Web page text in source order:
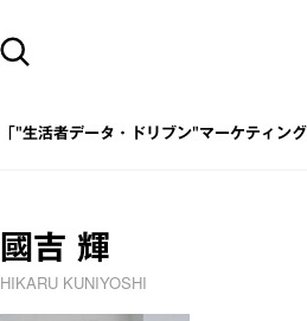
「"生活者データ・ドリブン"マーケティン
國吉 輝
HIKARU KUNIYOSHI